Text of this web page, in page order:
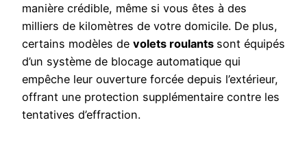
manière crédible, même si vous êtes à des
milliers de kilomètres de votre domicile. De plus,
certains modèles de volets roulants sont équipés
d’un système de blocage automatique qui
empêche leur ouverture forcée depuis l’extérieur,
offrant une protection supplémentaire contre les
tentatives d’effraction.